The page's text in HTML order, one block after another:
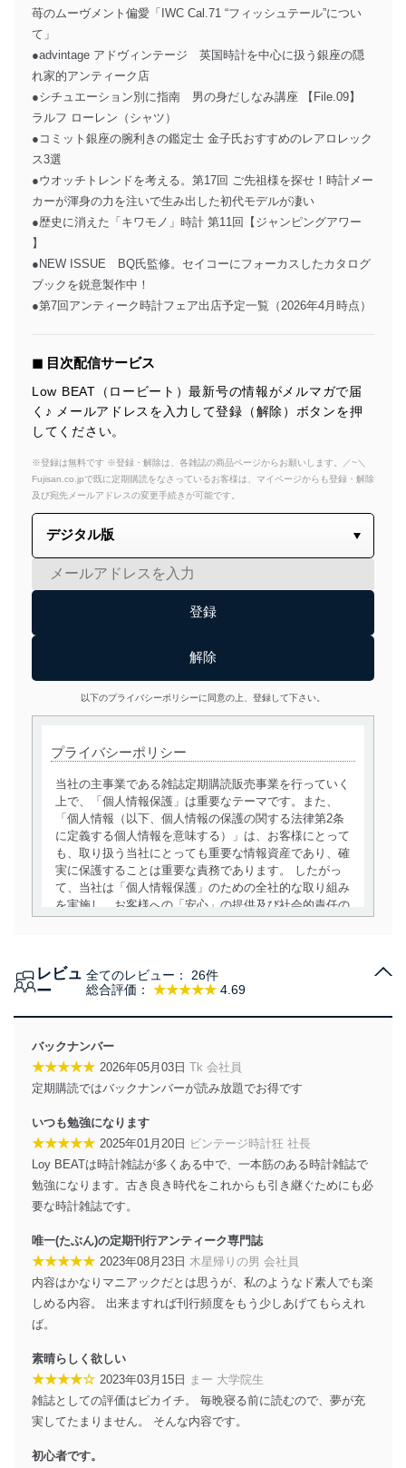
苺のムーヴメント偏愛「IWC Cal.71 “フィッシュテール”につい
て」
●advintage アドヴィンテージ 英国時計を中心に扱う銀座の隠
れ家的アンティーク店
●シチュエーション別に指南 男の身だしなみ講座 【File.09】
ラルフ ローレン（シャツ）
●コミット銀座の腕利きの鑑定士 金子氏おすすめのレアロレック
ス3選
●ウオッチトレンドを考える。第17回 ご先祖様を探せ！時計メー
カーが渾身の力を注いで生み出した初代モデルが凄い
●歴史に消えた「キワモノ」時計 第11回【ジャンピングアワー
】
●NEW ISSUE BQ氏監修。セイコーにフォーカスしたカタログ
ブックを鋭意製作中！
●第7回アンティーク時計フェア出店予定一覧（2026年4月時点）
◼︎ 目次配信サービス
Low BEAT（ロービート）最新号の情報がメルマガで届
く♪ メールアドレスを入力して登録（解除）ボタンを押
してください。
※登録は無料です ※登録・解除は、各雑誌の商品ページからお願いします。／~＼
Fujisan.co.jpで既に定期購読をなさっているお客様は、マイページからも登録・解除
及び宛先メールアドレスの変更手続きが可能です。
以下のプライバシーポリシーに同意の上、登録して下さい。
プライバシーポリシー
当社の主事業である雑誌定期購読販売事業を行っていく
上で、「個人情報保護」は重要なテーマです。また、
「個人情報（以下、個人情報の保護の関する法律第2条
に定義する個人情報を意味する）」は、お客様にとって
も、取り扱う当社にとっても重要な情報資産であり、確
実に保護することは重要な責務であります。 したがっ
て、当社は「個人情報保護」のための全社的な取り組み
を実施し、お客様への「安心」の提供及び社会的責任の
当社は、個人情報の取得・利用・提供に際して、その利
達成に必要な範囲内で適法かつ公正な手段によって取
得・利用・提供を行います。また、当社が保有している
個人情報は、同意を得ずに目的外利用、第三者への提
供・開示は行いません。当社においてはこれらの取り組
みを確実にするため、従業者等の教育を徹底してまいり
措置を講じます。
法令遵守
当社は、個人情報に関連する法令、国が定める指針及び
その他の規範を遵守します。また、当社の管理の仕組み
す。
個人情報の安全管理措置
当社は、個人情報の正確性及び安全性を確保するため
正に努めます。
アクセス制御
個人データを取り扱うことのできる機器及び当該
機器を取り扱う従業者を明確化し、 個人データへ
レビュ
ー
総合評価： ★★★★★ 4.69
全てのレビュー： 26件
バックナンバー
★★★★★ 2026年05月03日 Tk 会社員
定期購読ではバックナンバーが読み放題でお得です
いつも勉強になります
★★★★★ 2025年01月20日 ビンテージ時計狂 社長
Loy BEATは時計雑誌が多くある中で、一本筋のある時計雑誌で
勉強になります。古き良き時代をこれからも引き継ぐためにも必
要な時計雑誌です。
唯一(たぶん)の定期刊行アンティーク専門誌
★★★★★ 2023年08月23日 木星帰りの男 会社員
内容はかなりマニアックだとは思うが、私のようなド素人でも楽
しめる内容。 出来ますれば刊行頻度をもう少しあげてもらえれ
ば。
素晴らしく欲しい
★★★★☆ 2023年03月15日 まー 大学院生
雑誌としての評価はピカイチ。 毎晩寝る前に読むので、夢が充
実してたまりません。 そんな内容です。
初心者です。